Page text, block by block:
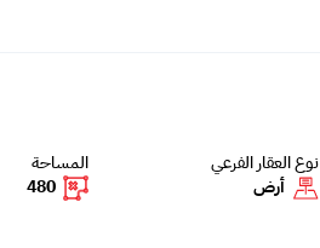
نوع العقار الفرعي
أرض
المساحة
480